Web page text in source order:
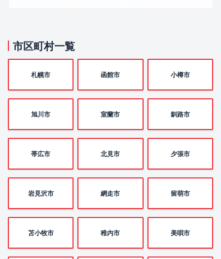
市区町村一覧
札幌市 函館市 小樽市
旭川市 室蘭市 釧路市
帯広市 北見市 夕張市
岩見沢市 網走市 留萌市
苫小牧市 稚内市 美唄市